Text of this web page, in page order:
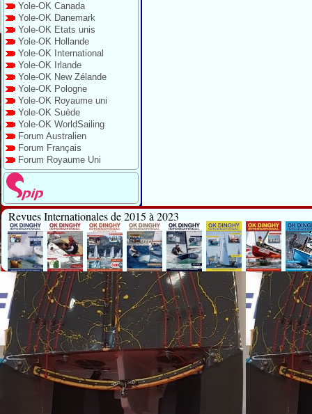
Yole-OK Canada
Yole-OK Danemark
Yole-OK Etats unis
Yole-OK Hollande
Yole-OK International
Yole-OK Irlande
Yole-OK New Zélande
Yole-OK Pologne
Yole-OK Royaume uni
Yole-OK Suède
Yole-OK WorldSailing
Forum Australien
Forum Français
Forum Royaume Uni
Revues Internationales de 2015 à 2023